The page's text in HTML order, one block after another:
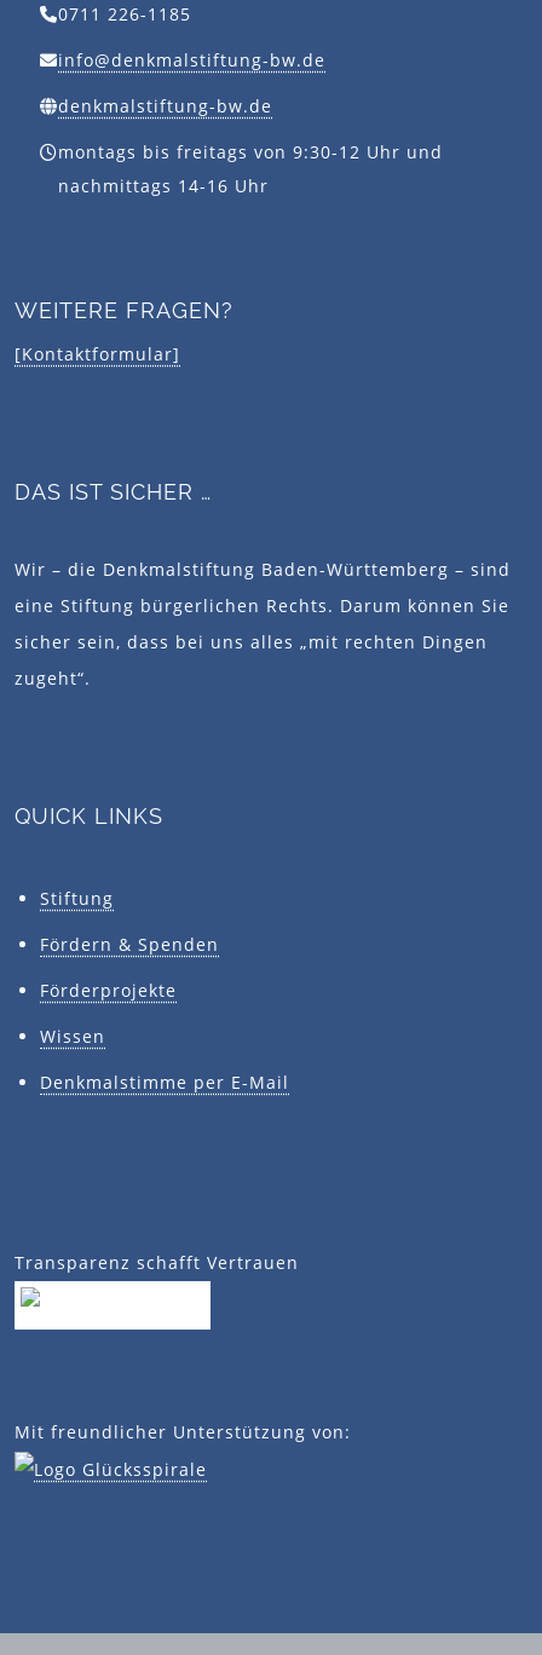
0711 226-1185
info@denkmalstiftung-bw.de
denkmalstiftung-bw.de
montags bis freitags von 9:30-12 Uhr und
nachmittags 14-16 Uhr
WEITERE FRAGEN?
[Kontaktformular]
DAS IST SICHER …
Wir – die Denkmalstiftung Baden-Württemberg – sind
eine Stiftung bürgerlichen Rechts. Darum können Sie
sicher sein, dass bei uns alles „mit rechten Dingen
zugeht“.
QUICK LINKS
Stiftung
Fördern & Spenden
Förderprojekte
Wissen
Denkmalstimme per E-Mail
Transparenz schafft Vertrauen
Mit freundlicher Unterstützung von: